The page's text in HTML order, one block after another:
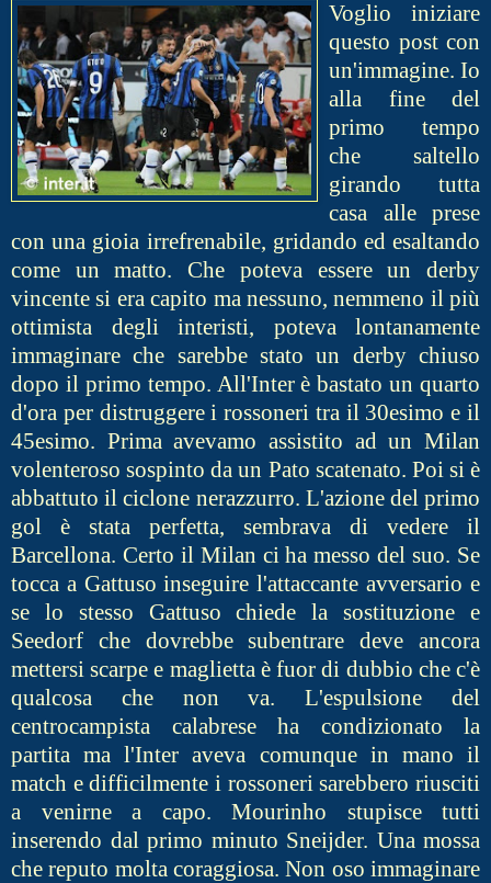
Voglio iniziare
questo post con
un'immagine. Io
alla fine del
primo tempo
che saltello
girando tutta
casa alle prese
con una gioia irrefrenabile, gridando ed esaltando
come un matto. Che poteva essere un derby
vincente si era capito ma nessuno, nemmeno il più
ottimista degli interisti, poteva lontanamente
immaginare che sarebbe stato un derby chiuso
dopo il primo tempo. All'Inter è bastato un quarto
d'ora per distruggere i rossoneri tra il 30esimo e il
45esimo. Prima avevamo assistito ad un Milan
volenteroso sospinto da un Pato scatenato. Poi si è
abbattuto il ciclone nerazzurro. L'azione del primo
gol è stata perfetta, sembrava di vedere il
Barcellona. Certo il Milan ci ha messo del suo. Se
tocca a Gattuso inseguire l'attaccante avversario e
se lo stesso Gattuso chiede la sostituzione e
Seedorf che dovrebbe subentrare deve ancora
mettersi scarpe e maglietta è fuor di dubbio che c'è
qualcosa che non va. L'espulsione del
centrocampista calabrese ha condizionato la
partita ma l'Inter aveva comunque in mano il
match e difficilmente i rossoneri sarebbero riusciti
a venirne a capo. Mourinho stupisce tutti
inserendo dal primo minuto Sneijder. Una mossa
che reputo molta coraggiosa. Non oso immaginare